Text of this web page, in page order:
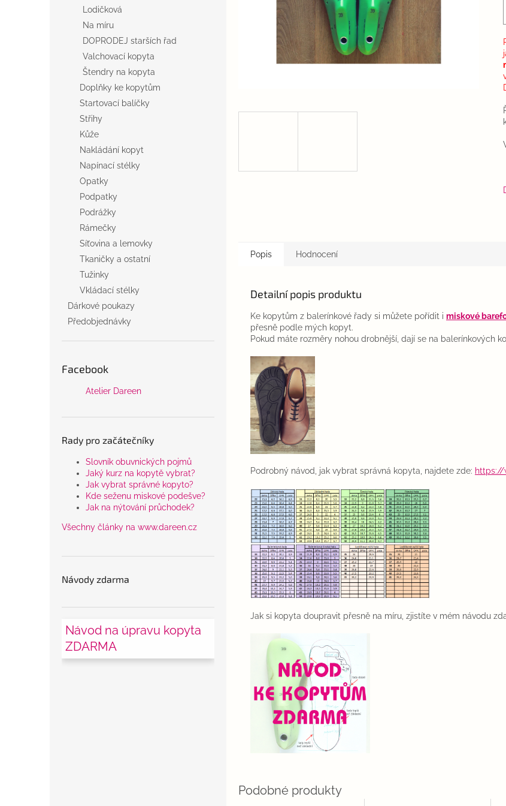
Lodičková
Na míru
DOPRODEJ starších řad
Valchovací kopyta
Štendry na kopyta
Doplňky ke kopytům
Startovací balíčky
Střihy
Kůže
Nakládání kopyt
Napínací stélky
Opatky
Podpatky
Podrážky
Rámečky
Síťovina a lemovky
Tkaničky a ostatní
Tužinky
Vkládací stélky
Dárkové poukazy
Předobjednávky
Facebook
Atelier Dareen
Rady pro začátečníky
Slovník obuvnických pojmů
Jaký kurz na kopytě vybrat?
Jak vybrat správné kopyto?
Kde seženu miskové podešve?
Jak na nýtování průchodek?
Všechny články na www.dareen.cz
Návody zdarma
Návod na úpravu kopyta
ZDARMA
Popis Hodnocení
Detailní popis produktu
Ke kopytům z balerínkové řady si můžete pořídit i miskové
přesně podle mých kopyt.
Pokud máte rozměry nohou drobnější, dají se na balerínkových
Podrobný návod, jak vybrat správná kopyta, najdete zde: https://
Jak si kopyta doupravit přesně na míru, zjistíte v mém návodu